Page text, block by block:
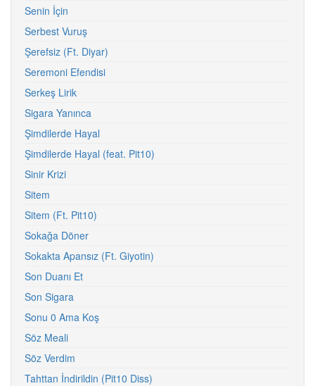
Senin İçin
Serbest Vuruş
Şerefsiz (Ft. Diyar)
Seremoni Efendisi
Serkeş Lirik
Sigara Yanınca
Şimdilerde Hayal
Şimdilerde Hayal (feat. Pit10)
Sinir Krizi
Sitem
Sitem (Ft. Pit10)
Sokağa Döner
Sokakta Apansız (Ft. Giyotin)
Son Duanı Et
Son Sigara
Sonu 0 Ama Koş
Söz Meali
Söz Verdim
Tahttan İndirildin (Pit10 Diss)